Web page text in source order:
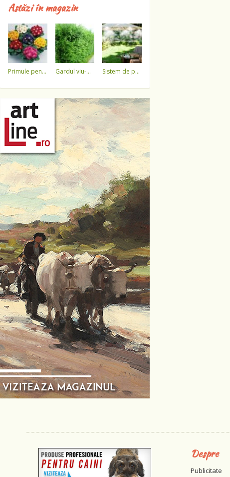
Astăzi în magazin
primule pentru 1 martie 3,5 lei / ghiveci !!!! gardul viu-minune! sistem de pulverizare a apei
Despre
Publicitate